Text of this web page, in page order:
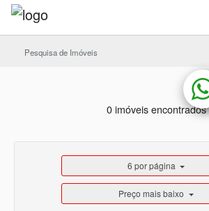
Pesquisa de Imóveis
0 imóveis encontrados
6 por página
Preço mais baixo